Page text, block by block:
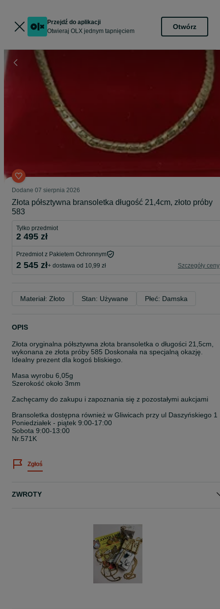
Przejdź do aplikacji
Otwieraj OLX jednym tapnięciem
Otwórz
Dodane 07 sierpnia 2026
Złota półsztywna bransoletka długość 21,4cm, złoto próby
583
Tylko przedmiot
2 495 zł
Przedmiot z Pakietem Ochronnym
2 545 zł+ dostawa od 10,99 zł Szczegóły ceny
Materiał: Złoto Stan: Używane Płeć: Damska
OPIS
Złota oryginalna półsztywna złota bransoletka o długości 21,5cm,
wykonana ze złota próby 585 Doskonała na specjalną okazję.
Idealny prezent dla kogoś bliskiego.
Masa wyrobu 6,05g
Szerokość około 3mm
Zachęcamy do zakupu i zapoznania się z pozostałymi aukcjami
Bransoletka dostępna również w Gliwicach przy ul Daszyńskiego 1
Poniedziałek - piątek 9:00-17:00
Sobota 9:00-13:00
Nr.571K
Zgłoś
ZWROTY